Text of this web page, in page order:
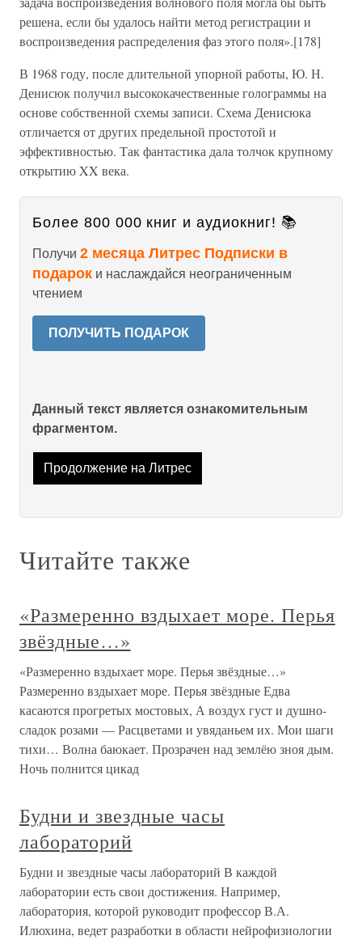
решена, если бы удалось найти метод регистрации и
воспроизведения распределения фаз этого поля».[178]
В 1968 году, после длительной упорной работы, Ю. Н.
Денисюк получил высококачественные голограммы на
основе собственной схемы записи. Схема Денисюка
отличается от других предельной простотой и
эффективностью. Так фантастика дала толчок крупному
открытию XX века.
Более 800 000 книг и аудиокниг! 📚
Получи 2 месяца Литрес Подписки в
подарок и наслаждайся неограниченным
чтением
ПОЛУЧИТЬ ПОДАРОК
Данный текст является ознакомительным
фрагментом.
Продолжение на Литрес
Читайте также
«Размеренно вздыхает море. Перья
звёздные…»
«Размеренно вздыхает море. Перья звёздные…»
Размеренно вздыхает море. Перья звёздные Едва
касаются прогретых мостовых, А воздух густ и душно-
сладок розами — Расцветами и увяданьем их. Мои шаги
тихи… Волна баюкает. Прозрачен над землёю зноя дым.
Ночь полнится цикад
Будни и звездные часы
лабораторий
Будни и звездные часы лабораторий В каждой
лаборатории есть свои достижения. Например,
лаборатория, которой руководит профессор В.А.
Илюхина, ведет разработки в области нейрофизиологии